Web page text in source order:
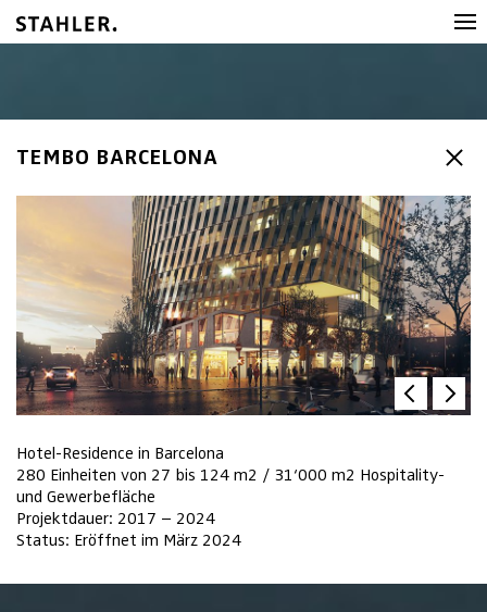
TEMBO BARCELONA
Hotel-Residence in Barcelona
280 Einheiten von 27 bis 124 m2 / 31‘000 m2 Hospitality-
und Gewerbefläche
Projektdauer: 2017 – 2024
Status: Eröffnet im März 2024